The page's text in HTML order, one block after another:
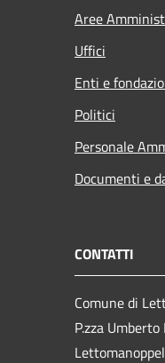
Aree
Uffici
Enti e
Politici
Personale
Documenti e
CONTATTI
Comune di
P.zza